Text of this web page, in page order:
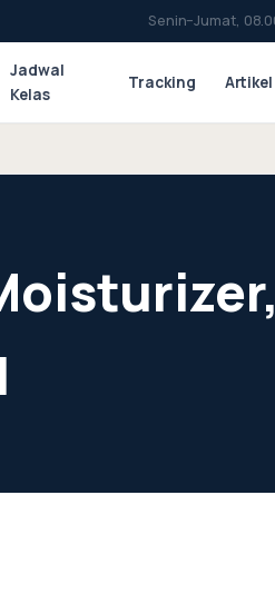
Senin–Jumat,
Jadwal
Kelas
Tracking Artikel